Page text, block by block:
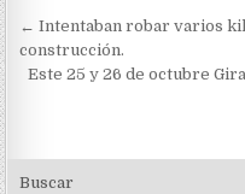
Navegación
de
entradas
← Intentaban robar varios
construcción.
Este 25 y 26 de octubre
Buscar